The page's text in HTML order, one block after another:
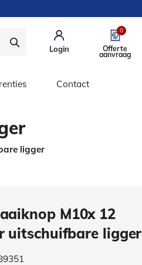
Login
0
Offerte
aanvraag
Contact
ligger
M10x 12
uitschuifbare ligger